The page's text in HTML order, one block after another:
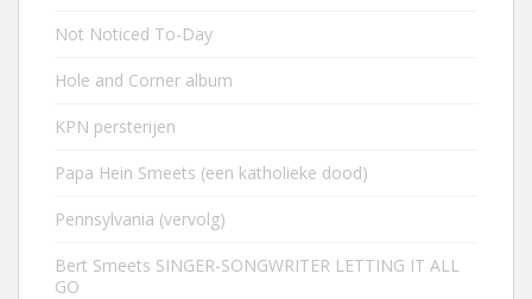
Not Noticed To-Day
Hole and Corner album
KPN persterijen
Papa Hein Smeets (een katholieke dood)
Pennsylvania (vervolg)
Bert Smeets SINGER-SONGWRITER LETTING IT ALL
GO